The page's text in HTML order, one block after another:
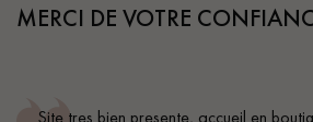
MERCI DE VOTRE
presente, accueil en boutique chaleureux,